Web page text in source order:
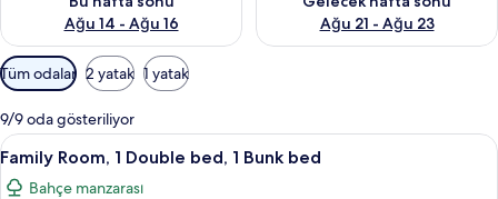
Ağu 14 - Ağu 16
Ağu 21 - Ağu 23
Odalar
için
mevcut
filtreler
Tüm odalar 2 yatak 1 yatak
9/9 oda gösteriliyor
Family
Room,
Family Room, 1 Double bed, 1 Bunk
13
Family Room, 1 Double bed, 1 Bunk bed
Bahçe manzarası